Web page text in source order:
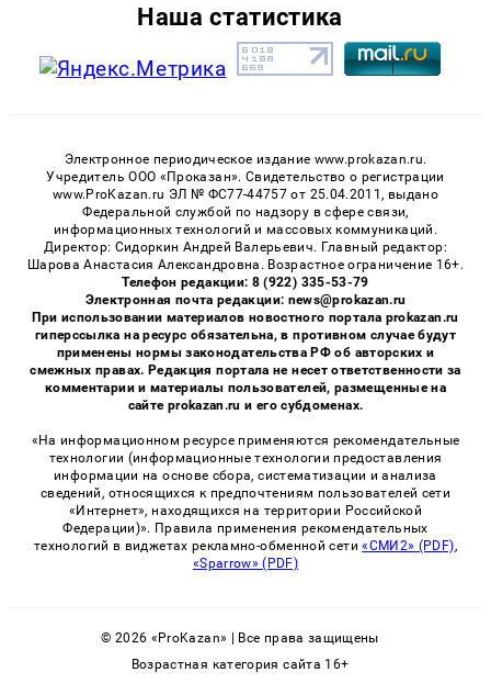
Наша статистика
Электронное периодическое издание www.prokazan.ru.
Учредитель ООО «Проказан». Cвидетельство о регистрации
www.ProKazan.ru ЭЛ № ФС77-44757 от 25.04.2011, выдано
Федеральной службой по надзору в сфере связи,
информационных технологий и массовых коммуникаций.
Директор: Сидоркин Андрей Валерьевич. Главный редактор:
Шарова Анастасия Александровна. Возрастное ограничение 16+.
Телефон редакции: 8 (922) 335-53-79
Электронная почта редакции: news@prokazan.ru
При использовании материалов новостного портала prokazan.ru
гиперссылка на ресурс обязательна, в противном случае будут
применены нормы законодательства РФ об авторских и
смежных правах. Редакция портала не несет ответственности за
комментарии и материалы пользователей, размещенные на
сайте prokazan.ru и его субдоменах.
«На информационном ресурсе применяются рекомендательные
технологии (информационные технологии предоставления
информации на основе сбора, систематизации и анализа
сведений, относящихся к предпочтениям пользователей сети
«Интернет», находящихся на территории Российской
Федерации)». Правила применения рекомендательных
технологий в виджетах рекламно-обменной сети«СМИ2» (PDF),
«Sparrow» (PDF)
© 2026 «ProKazan» | Все права защищены
Возрастная категория сайта 16+